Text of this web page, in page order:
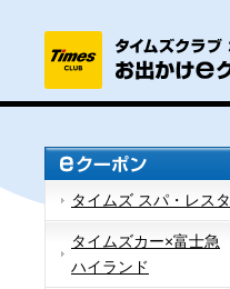
タイムズ スパ・レスタ
タイムズカー×富士急
ハイランド